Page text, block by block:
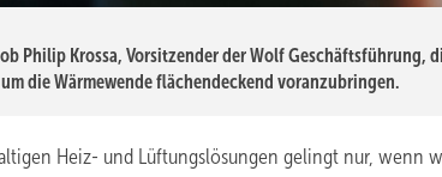
Philip Krossa, Vorsitzender der Wolf Geschäftsführung,
die Wärmewende flächendeckend voranzubringen.
Heiz- und Lüftungslösungen gelingt nur, wenn